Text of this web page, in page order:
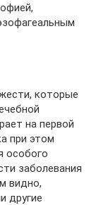
которые
на первой
при этом
особого
заболевания
видно,
другие